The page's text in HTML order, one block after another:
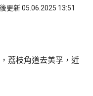
更新 05.06.2025 13:51
荔枝角道去美孚，近